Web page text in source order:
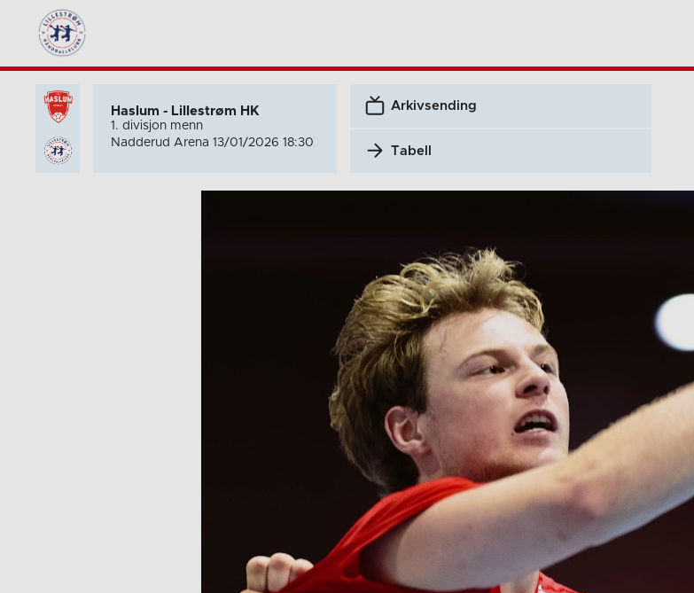
Haslum - Lillestrøm HK
1. divisjon menn
Nadderud Arena 13/01/2026 18:30
Arkivsending
Tabell